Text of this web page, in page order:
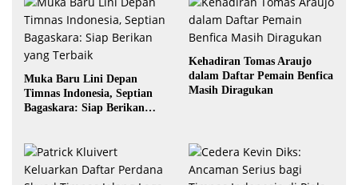
Muka Baru Lini Depan
Timnas Indonesia, Septian
Bagaskara: Siap Berikan
Kehadiran Tomas Araujo
dalam Daftar Pemain Benfica
Masih Diragukan